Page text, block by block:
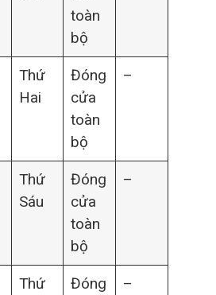
toàn
bộ
Thứ
Hai
Đóng
cửa
toàn
bộ
–
Thứ
Sáu
Đóng
cửa
toàn
bộ
–
Thứ
Đóng
–